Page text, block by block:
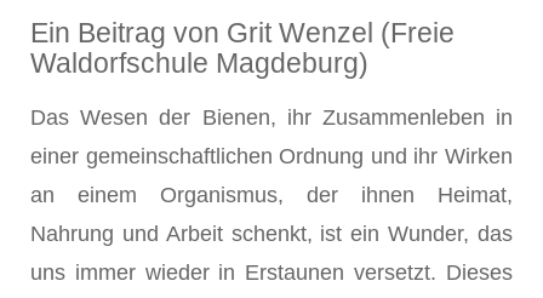
Ein Beitrag von Grit Wenzel (Freie
Waldorfschule Magdeburg)
Das Wesen der Bienen, ihr Zusammenleben in
einer gemeinschaftlichen Ordnung und ihr Wirken
an einem Organismus, der ihnen Heimat,
Nahrung und Arbeit schenkt, ist ein Wunder, das
uns immer wieder in Erstaunen versetzt. Dieses